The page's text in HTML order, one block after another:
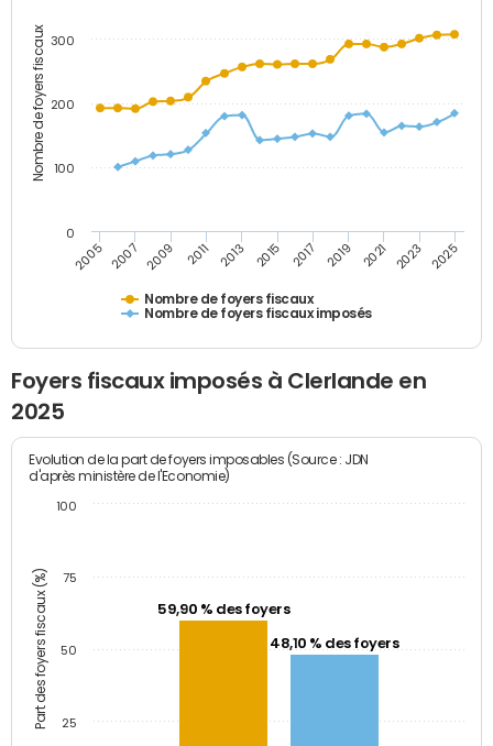
Nombre de foyers fiscaux
Nombre de foyers fiscaux
Nombre de foyers fiscaux imposés
2005 2007 2009 2011 2013 2015 2017 2019 2021 2023 2025
0
100
200
300
Foyers fiscaux imposés à Clerlande en
2025
Part des foyers fiscaux (%)
Evolution de la part de foyers imposables (Source : JDN
d'après ministère de l'Economie)
59,90 % des foyers
48,10 % des foyers
25
50
75
100